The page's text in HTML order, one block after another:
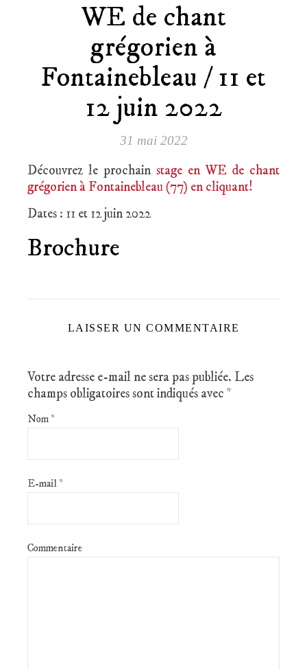
WE de chant
grégorien à
Fontainebleau / 11 et
12 juin 2022
31 mai 2022
Découvrez le prochainstage en WE de chant
grégorien à Fontainebleau (77) en cliquant!
Dates : 11 et 12 juin 2022
Brochure
LAISSER UN COMMENTAIRE
Votre adresse e-mail ne sera pas publiée. Les
champs obligatoires sont indiqués avec *
Nom *
E-mail *
Commentaire